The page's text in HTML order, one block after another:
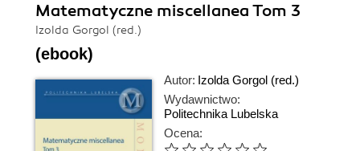
Matematyczne miscellanea Tom 3
Izolda Gorgol (red.)
(ebook)
Autor: Izolda Gorgol (red.)
Wydawnictwo:
Politechnika Lubelska
Ocena: